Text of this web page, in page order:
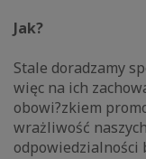
Jak?
Stale doradzamy
więc na ich
obowi?zkiem
wrażliwość
odpowiedzialności